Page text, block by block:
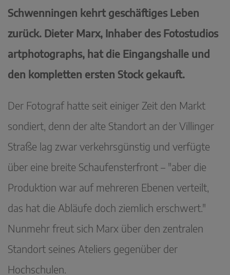
Schwenningen kehrt geschäftiges Leben
zurück. Dieter Marx, Inhaber des Fotostudios
artphotographs, hat die Eingangshalle und
den kompletten ersten Stock gekauft.
Der Fotograf hatte seit einiger Zeit den Markt
sondiert, denn der alte Standort an der Villinger
Straße lag zwar verkehrsgünstig und verfügte
über eine breite Schaufensterfront – "aber die
Produktion war auf mehreren Ebenen verteilt,
das hat die Abläufe doch ziemlich erschwert."
Nunmehr freut sich Marx über den zentralen
Standort seines Ateliers gegenüber der
Hochschulen.